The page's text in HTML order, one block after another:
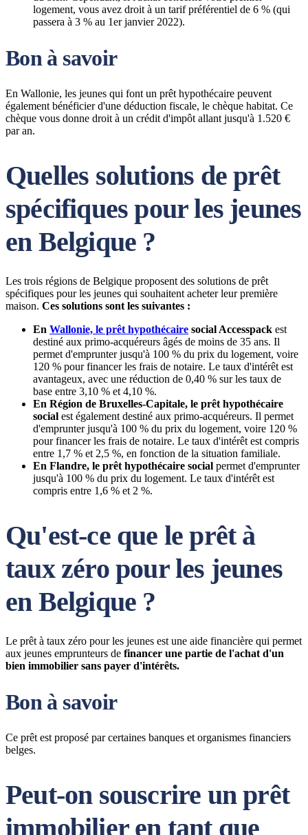
logement, vous avez droit à un tarif préférentiel de 6 % (qui
passera à 3 % au 1er janvier 2022).
Bon à savoir
En Wallonie, les jeunes qui font un prêt hypothécaire peuvent
également bénéficier d'une déduction fiscale, le chèque habitat. Ce
chèque vous donne droit à un crédit d'impôt allant jusqu'à 1.520 €
par an.
Quelles solutions de prêt
spécifiques pour les jeunes
en Belgique ?
Les trois régions de Belgique proposent des solutions de prêt
spécifiques pour les jeunes qui souhaitent acheter leur première
maison. Ces solutions sont les suivantes :
En Wallonie, le prêt hypothécaire social Accesspack est
destiné aux primo-acquéreurs âgés de moins de 35 ans. Il
permet d'emprunter jusqu'à 100 % du prix du logement, voire
120 % pour financer les frais de notaire. Le taux d'intérêt est
avantageux, avec une réduction de 0,40 % sur les taux de
base entre 3,10 % et 4,10 %.
En Région de Bruxelles-Capitale, le prêt hypothécaire
social est également destiné aux primo-acquéreurs. Il permet
d'emprunter jusqu'à 100 % du prix du logement, voire 120 %
pour financer les frais de notaire. Le taux d'intérêt est compris
entre 1,7 % et 2,5 %, en fonction de la situation familiale.
En Flandre, le prêt hypothécaire social permet d'emprunter
jusqu'à 100 % du prix du logement. Le taux d'intérêt est
compris entre 1,6 % et 2 %.
Qu'est-ce que le prêt à
taux zéro pour les jeunes
en Belgique ?
Le prêt à taux zéro pour les jeunes est une aide financière qui permet
aux jeunes emprunteurs de financer une partie de l'achat d'un
bien immobilier sans payer d'intérêts.
Bon à savoir
Ce prêt est proposé par certaines banques et organismes financiers
belges.
Peut-on souscrire un prêt
immobilier en tant que